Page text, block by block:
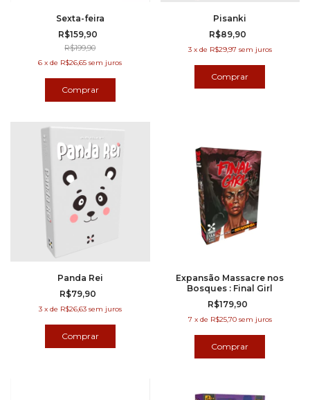
Sexta-feira
R$159,90
R$199,90
6 xde R$26,65 sem juros
Pisanki
R$89,90
3 x de R$29,97 sem juros
Panda Rei
R$79,90
3 x de R$26,63 sem juros
Expansão Massacre nos
Bosques : Final Girl
R$179,90
7 x de R$25,70 sem juros